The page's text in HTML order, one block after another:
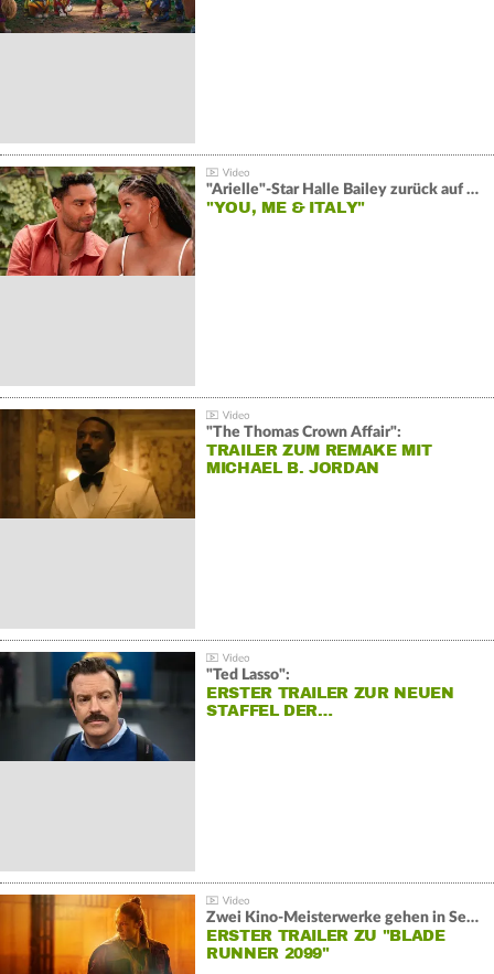
"Arielle"-Star Halle Bailey zurück auf der Leinwand:
"YOU, ME & ITALY"
"The Thomas Crown Affair":
TRAILER ZUM REMAKE MIT
MICHAEL B. JORDAN
"Ted Lasso":
ERSTER TRAILER ZUR NEUEN
STAFFEL DER…
Zwei Kino-Meisterwerke gehen in Serie:
ERSTER TRAILER ZU "BLADE
RUNNER 2099"